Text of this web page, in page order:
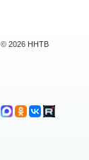
© 2026 ННТВ